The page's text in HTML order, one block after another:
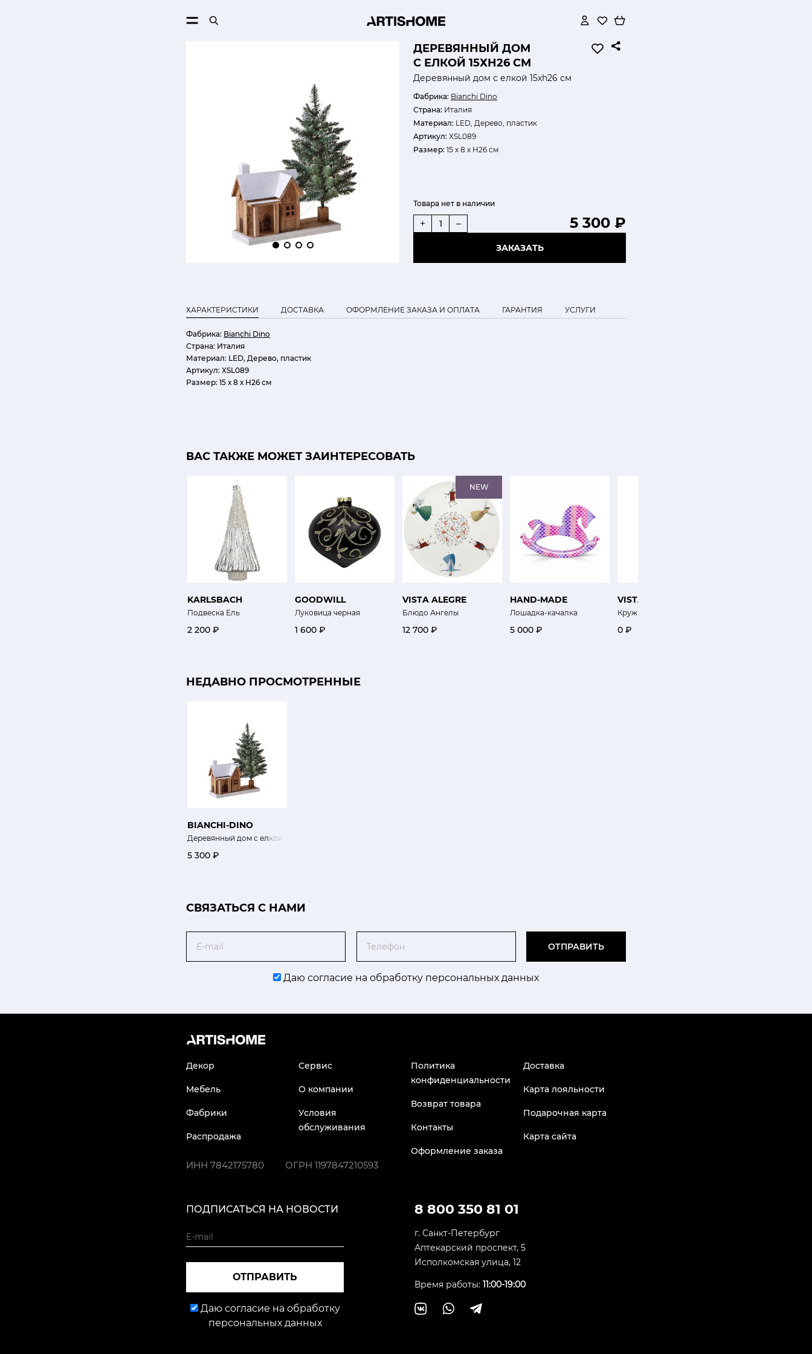
ДЕРЕВЯННЫЙ ДОМ
С ЕЛКОЙ 15ХH26 СМ
Деревянный дом с елкой 15хh26 см
Фабрика: Bianchi Dino
Страна: Италия
Материал: LED, Дерево, пластик
Артикул: XSL089
Размер: 15 х 8 х H26 см
Товара нет в наличии
5 300 ₽
+ –
ЗАКАЗАТЬ
ХАРАКТЕРИСТИКИ ДОСТАВКА ОФОРМЛЕНИЕ ЗАКАЗА И ОПЛАТА ГАРАНТИЯ УСЛУГИ
Фабрика: Bianchi Dino
Страна: Италия
Материал: LED, Дерево, пластик
Артикул: XSL089
Размер: 15 х 8 х H26 см
ВАС ТАКЖЕ МОЖЕТ ЗАИНТЕРЕСОВАТЬ
KARLSBACH
Подвеска Ель
2 200 ₽
GOODWILL
Луковица черная
1 600 ₽
NEW
VISTA ALEGRE
Блюдо Ангелы
12 700 ₽
HAND-MADE
Лошадка-качалка
5 000 ₽
VISTA ALEGRE
Кружка Ноэль
0 ₽
НЕДАВНО ПРОСМОТРЕННЫЕ
BIANCHI-DINO
Деревянный дом с елкой 15хh26 см
5 300 ₽
CВЯЗАТЬСЯ С НАМИ
ОТПРАВИТЬ
Даю согласие на обработку персональных данных
Декор
Мебель
Фабрики
Распродажа
Сервис
О компании
Условия
обслуживания
Политика
конфиденциальности
Возврат товара
Контакты
Оформление заказа
Доставка
Карта лояльности
Подарочная карта
Карта сайта
ИНН 7842175780 ОГРН 1197847210593
8 800 350 81 01
г. Санкт-Петербург
Аптекарский проспект, 5
Исполкомская улица, 12
Время работы: 11:00-19:00
ПОДПИСАТЬСЯ НА НОВОСТИ
ОТПРАВИТЬ
Даю согласие на обработку
персональных данных